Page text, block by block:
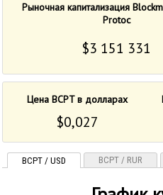
Рыночная капитализация
Protoc
$3 151 331
Цена BCPT в долларах
$0,027
BCPT / USD BCPT / RUR